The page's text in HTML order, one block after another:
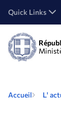
Quick Links
Accueil L'